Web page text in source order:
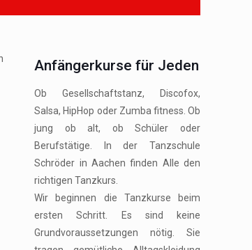
Anfängerkurse für Jeden
Ob Gesellschaftstanz, Discofox,
Salsa, HipHop oder Zumba fitness. Ob
jung ob alt, ob Schüler oder
Berufstätige. In der Tanzschule
Schröder in Aachen finden Alle den
richtigen Tanzkurs.
Wir beginnen die Tanzkurse beim
ersten Schritt. Es sind keine
Grundvoraussetzungen nötig. Sie